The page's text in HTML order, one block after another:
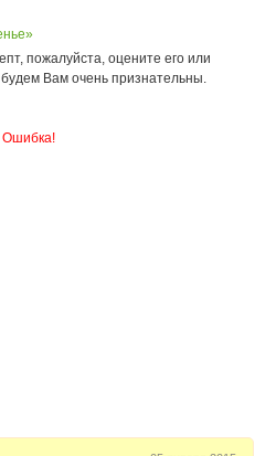
пожалуйста, оцените его или
Вам очень признательны.
Ошибка!